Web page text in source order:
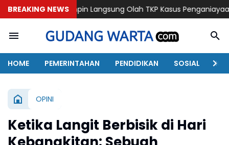
BREAKING NEWS
Pimpin Langsung Olah TKP Kasus Penganiayaan
HOME PEMERINTAHAN PENDIDIKAN SOSIAL
OPINI
Ketika Langit Berbisik di Hari